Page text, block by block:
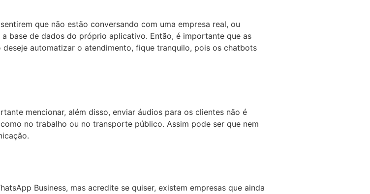
que não estão conversando com uma empresa real, ou
base de dados do próprio aplicativo. Então, é importante que as
automatizar o atendimento, fique tranquilo, pois os chatbots
mencionar, além disso, enviar áudios para os clientes não é
no trabalho ou no transporte público. Assim pode ser que nem
Business, mas acredite se quiser, existem empresas que ainda